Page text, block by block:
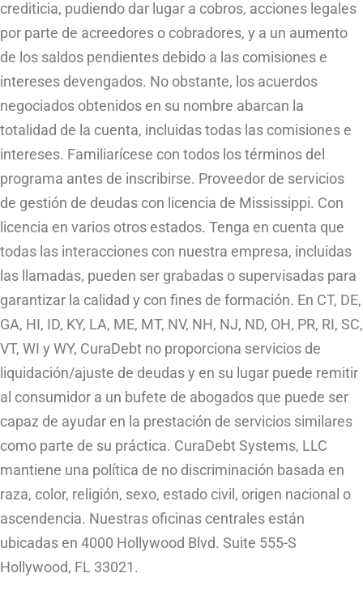
crediticia, pudiendo dar lugar a cobros, acciones legales
por parte de acreedores o cobradores, y a un aumento
de los saldos pendientes debido a las comisiones e
intereses devengados. No obstante, los acuerdos
negociados obtenidos en su nombre abarcan la
totalidad de la cuenta, incluidas todas las comisiones e
intereses. Familiarícese con todos los términos del
programa antes de inscribirse. Proveedor de servicios
de gestión de deudas con licencia de Mississippi. Con
licencia en varios otros estados. Tenga en cuenta que
todas las interacciones con nuestra empresa, incluidas
las llamadas, pueden ser grabadas o supervisadas para
garantizar la calidad y con fines de formación. En CT, DE,
GA, HI, ID, KY, LA, ME, MT, NV, NH, NJ, ND, OH, PR, RI, SC,
VT, WI y WY, CuraDebt no proporciona servicios de
liquidación/ajuste de deudas y en su lugar puede remitir
al consumidor a un bufete de abogados que puede ser
capaz de ayudar en la prestación de servicios similares
como parte de su práctica. CuraDebt Systems, LLC
mantiene una política de no discriminación basada en
raza, color, religión, sexo, estado civil, origen nacional o
ascendencia. Nuestras oficinas centrales están
ubicadas en 4000 Hollywood Blvd. Suite 555-S
Hollywood, FL 33021.